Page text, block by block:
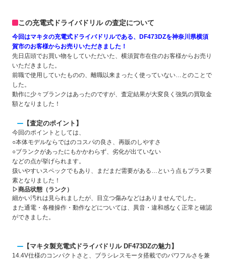
この充電式ドライバドリル の査定について
今回はマキタの充電式ドライバドリルである、DF473DZを神奈川県横須
賀市のお客様からお売りいただきました！
先日店頭でお買い物をしていただいた、横須賀市在住のお客様からお売り
いただきました。
前職で使用していたものの、離職以来まったく使っていない…とのことで
した。
動作に少々ブランクはあったのですが、査定結果が大変良く強気の買取金
額となりました！
【査定のポイント】
今回のポイントとしては、
○本体モデルならではのコスパの良さ、再販のしやすさ
○ブランクがあったにもかかわらず、劣化が出ていない
などの点が挙げられます。
扱いやすいスペックでもあり、まだまだ需要がある…という点もプラス要
素となりました！
▷商品状態（ランク）
細かい汚れは見られましたが、目立つ傷みなどはありませんでした。
また通電・各種操作・動作などについては、異音・違和感なく正常と確認
ができました。
【マキタ製充電式ドライバドリル DF473DZの魅力】
14.4V仕様のコンパクトさと、ブラシレスモータ搭載でのパワフルさを兼